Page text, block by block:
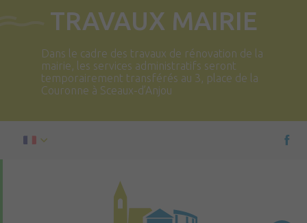
TRAVAUX MAIRIE
Dans le cadre des travaux de rénovation de la
mairie, les services administratifs seront
temporairement transférés au 3, place de la
Couronne à Sceaux-d’Anjou